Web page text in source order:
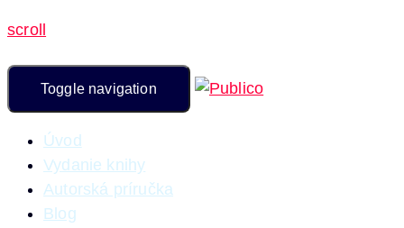
scroll
Toggle navigation
Úvod
Vydanie knihy
Autorská príručka
Blog